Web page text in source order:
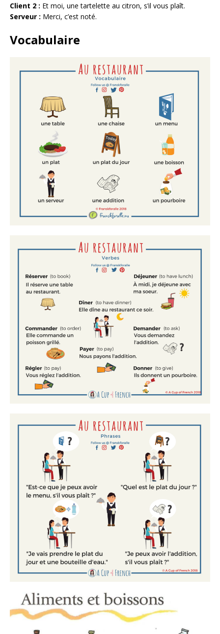
Client 2 : Et moi, une tartelette au citron, s’il vous plaît.
Serveur : Merci, c’est noté.
Vocabulaire